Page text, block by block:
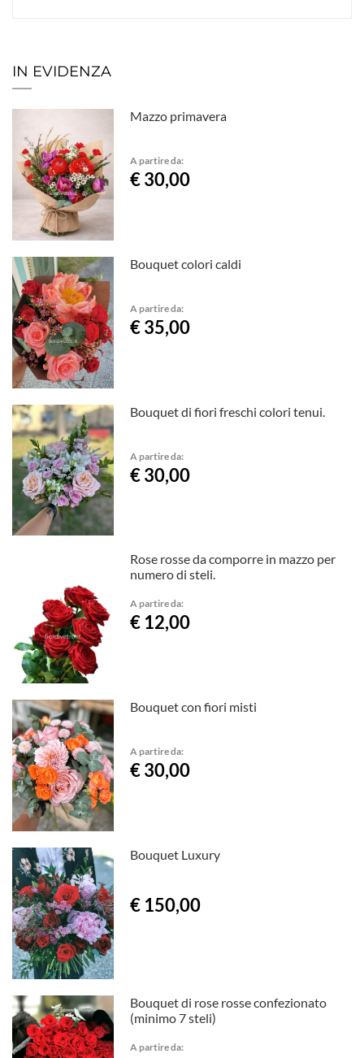
IN EVIDENZA
Mazzo primavera
A partire da:
€ 30,00
Bouquet colori caldi
A partire da:
€ 35,00
Bouquet di fiori freschi colori tenui.
A partire da:
€ 30,00
Rose rosse da comporre in mazzo per
numero di steli.
A partire da:
€ 12,00
Bouquet con fiori misti
A partire da:
€ 30,00
Bouquet Luxury
€ 150,00
Bouquet di rose rosse confezionato
(minimo 7 steli)
A partire da: